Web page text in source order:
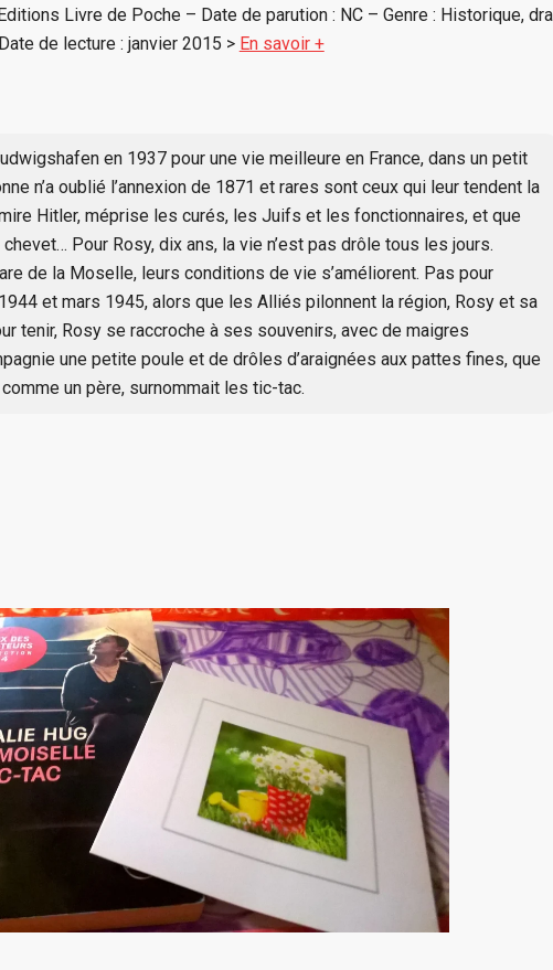
Livre de Poche – Date de parution : NC – Genre : Historique,
Date de lecture : janvier 2015 > En savoir +
en 1937 pour une vie meilleure en France, dans un petit
n’a oublié l’annexion de 1871 et rares sont ceux qui leur tendent la
Hitler, méprise les curés, les Juifs et les fonctionnaires, et que
Pour Rosy, dix ans, la vie n’est pas drôle tous les jours.
de la Moselle, leurs conditions de vie s’améliorent. Pas pour
et mars 1945, alors que les Alliés pilonnent la région, Rosy et sa
tenir, Rosy se raccroche à ses souvenirs, avec de maigres
une petite poule et de drôles d’araignées aux pattes fines, que
un père, surnommait les tic-tac.